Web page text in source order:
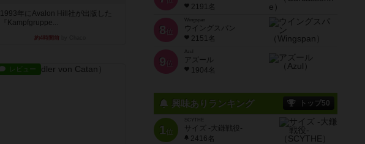
1993年にAvalon Hill社が出版した
『Kampfgruppe...
約4時間前
レビュー
2191名
8 位
Wingspan
ウイングスパン
2151名
9 位
Azul
アズール
1904名
興味ありランキング トップ50
1位
SCYTHE
サイズ -大鎌戦役-
2416名